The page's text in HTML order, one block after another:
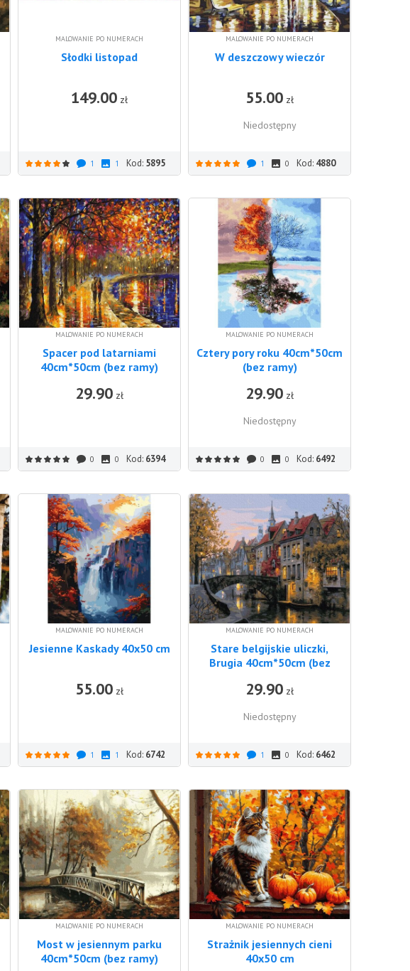
MALOWANIE PO NUMERACH
Słodki listopad
149.00 zł DO KOSZYKA
1 1 Kod: 5895
MALOWANIE PO NUMERACH
W deszczowy wieczór
55.00 zł
Niedostępny
1 0 Kod: 4880
MALOWANIE PO NUMERACH
Spacer pod latarniami
40cm*50cm (bez ramy)
29.90 zł DO KOSZYKA
0 0 Kod: 6394
MALOWANIE PO NUMERACH
Cztery pory roku 40cm*50cm
(bez ramy)
29.90 zł
Niedostępny
0 0 Kod: 6492
MALOWANIE PO NUMERACH
Jesienne Kaskady 40x50 cm
55.00 zł DO KOSZYKA
1 1 Kod: 6742
MALOWANIE PO NUMERACH
Stare belgijskie uliczki,
Brugia 40cm*50cm (bez
29.90 zł
Niedostępny
1 0 Kod: 6462
MALOWANIE PO NUMERACH
Most w jesiennym parku
40cm*50cm (bez ramy)
MALOWANIE PO NUMERACH
Strażnik jesiennych cieni
40x50 cm